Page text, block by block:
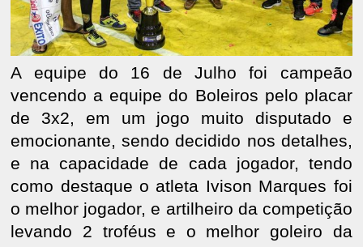
A equipe do 16 de Julho foi campeão
vencendo a equipe do Boleiros pelo placar
de 3x2, em um jogo muito disputado e
emocionante, sendo decidido nos detalhes,
e na capacidade de cada jogador, tendo
como destaque o atleta Ivison Marques foi
o melhor jogador, e artilheiro da competição
levando 2 troféus e o melhor goleiro da